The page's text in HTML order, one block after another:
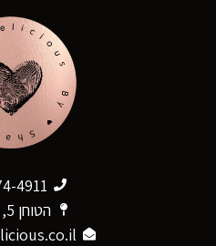
4911
הטוחן 5, כרמיאל